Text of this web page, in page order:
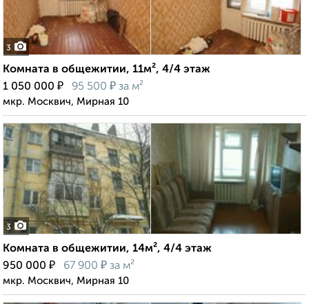
3
Комната в общежитии, 11м², 4/4 этаж
1 050 000 ₽ 95 500 ₽ за м²
мкр. Москвич, Мирная 10
3
Комната в общежитии, 14м², 4/4 этаж
950 000 ₽ 67 900 ₽ за м²
мкр. Москвич, Мирная 10